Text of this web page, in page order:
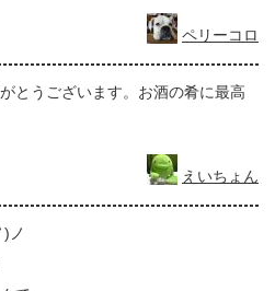
ペリーコロ
とうございます。お酒の肴に最高
えいちょん
ノ